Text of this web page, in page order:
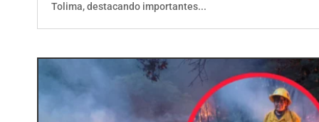
Tolima, destacando importantes...